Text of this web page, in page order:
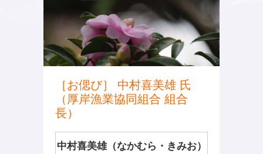
［お偲び］ 中村喜美雄 氏
（厚岸漁業協同組合 組合
長）
中村喜美雄（なかむら・きみお）